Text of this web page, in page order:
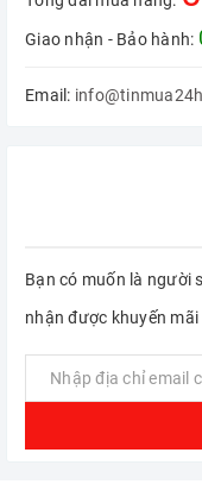
Giao nhận - Bảo hành:
Email:
Bạn có muốn là người
nhận được khuyến